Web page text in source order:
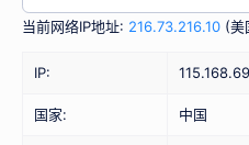
当前网络IP地址: 216.73.216.10 (美
IP:
国家: 中国